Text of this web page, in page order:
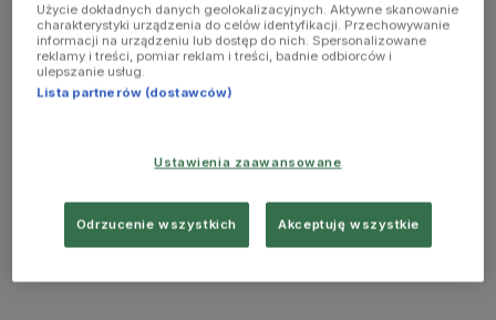
Użycie dokładnych danych geolokalizacyjnych. Aktywne skanowanie
charakterystyki urządzenia do celów identyfikacji. Przechowywanie
informacji na urządzeniu lub dostęp do nich. Spersonalizowane
reklamy i treści, pomiar reklam i treści, badnie odbiorców i
ulepszanie usług.
Lista partnerów (dostawców)
Ustawienia zaawansowane
Odrzucenie wszystkich Akceptuję wszystkie